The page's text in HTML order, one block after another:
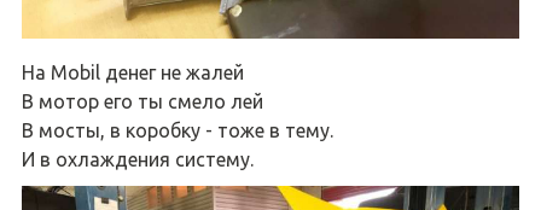
На Mobil денег не жалей
В мотор его ты смело лей
В мосты, в коробку - тоже в тему.
И в охлаждения систему.